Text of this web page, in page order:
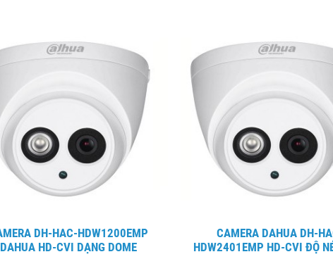
DAHUA HD-CVI DẠNG DOME
CAMERA DAHUA DH-HAC-
HDW2401EMP HD-CVI ĐỘ